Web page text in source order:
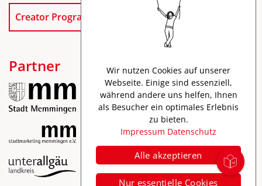
Creator Program
Partner
Impressum
Wir nutzen Cookies auf unserer
Webseite. Einige sind essenziell,
während andere uns helfen, Ihnen
als Besucher ein optimales Erlebnis
zu bieten.
Impressum Datenschutz
Alle akzeptieren
Nur essentielle Cookies